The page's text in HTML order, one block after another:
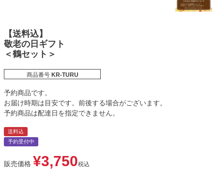
【送料込】
敬老の日ギフト
＜鶴セット＞
商品番号 KR-TURU
予約商品です。
お届け時期は目安です。前後する場合がございます。
予約商品は配達日を指定できません。
送料込
予約受付中
販売価格 ¥3,750税込